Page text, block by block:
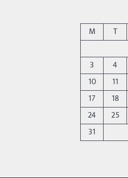
5
M
T
3
4
10
11
17
18
24
25
31